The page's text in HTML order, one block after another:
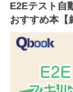
E2Eテスト自
おすすめ本【